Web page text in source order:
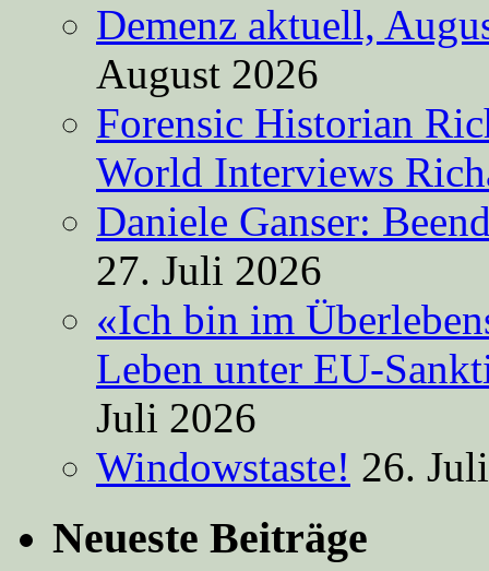
Demenz aktuell,
August 2026
Forensic Historian
World Interviews
Daniele Ganser:
27. Juli 2026
«Ich bin im
Leben unter EU-
Juli 2026
Windowstaste! 26.
Neueste Beiträge